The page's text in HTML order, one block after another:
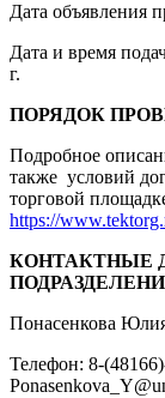
Дата объявления
Дата и время
г.
ПОРЯДОК
Подробное
также условий
торговой
https://
КОНТАКТНЫЕ
Понасенкова
Телефон: 8-